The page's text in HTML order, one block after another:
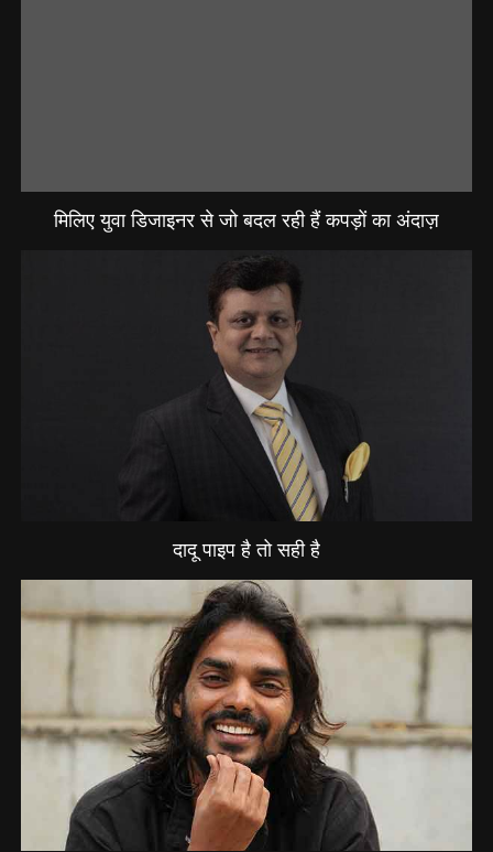
मिलिए युवा डिजाइनर से जो बदल रही हैं कपड़ों का अंदाज़
दादू पाइप है तो सही है